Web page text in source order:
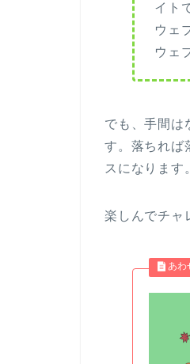
イト
ウェ
ウェ
でも、手間は
す。落ちれば
スになります
楽しんでチャ